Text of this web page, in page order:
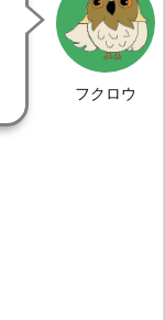
フクロウ